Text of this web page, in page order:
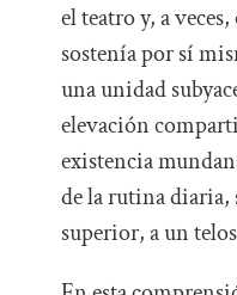
el teatro y, a
sostenía por sí
una unidad
elevación
existencia
de la rutina
superior, a un